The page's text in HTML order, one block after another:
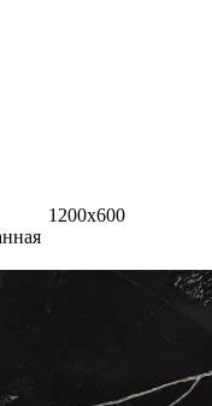
1200x600